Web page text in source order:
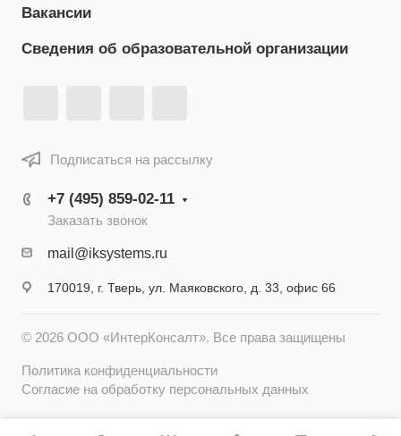
Вакансии
Сведения об образовательной организации
Подписаться на рассылку
+7 (495) 859-02-11
Заказать звонок
mail@iksystems.ru
170019, г. Тверь, ул. Маяковского, д. 33, офис 66
© 2026 ООО «ИнтерКонсалт». Все права защищены
Политика конфиденциальности
Согласие на обработку персональных данных